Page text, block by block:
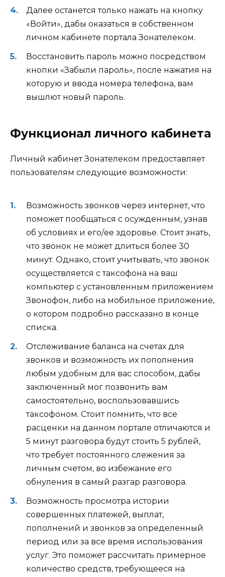
Далее останется только нажать на кнопку
«Войти», дабы оказаться в собственном
личном кабинете портала Зонателеком.
Восстановить пароль можно посредством
кнопки «Забыли пароль», после нажатия на
которую и ввода номера телефона, вам
вышлют новый пароль.
Функционал личного кабинета
Личный кабинет Зонателеком предоставляет
пользователям следующие возможности:
Возможность звонков через интернет, что
поможет пообщаться с осужденным, узнав
об условиях и его/ее здоровье. Стоит знать,
что звонок не может длиться более 30
минут. Однако, стоит учитывать, что звонок
осуществляется с таксофона на ваш
компьютер с установленным приложением
Звонофон, либо на мобильное приложение,
о котором подробно рассказано в конце
списка.
Отслеживание баланса на счетах для
звонков и возможность их пополнения
любым удобным для вас способом, дабы
заключенный мог позвонить вам
самостоятельно, воспользовавшись
таксофоном. Стоит помнить, что все
расценки на данном портале отличаются и
5 минут разговора будут стоить 5 рублей,
что требует постоянного слежения за
личным счетом, во избежание его
обнуления в самый разгар разговора.
Возможность просмотра истории
совершенных платежей, выплат,
пополнений и звонков за определенный
период или за все время использования
услуг. Это поможет рассчитать примерное
количество средств, требующееся на